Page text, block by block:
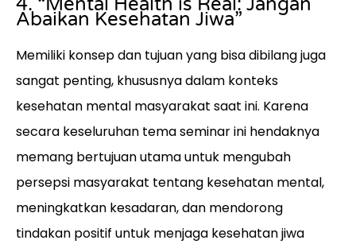
4. “Mental Health is Real: Jangan
Abaikan Kesehatan Jiwa”
Memiliki konsep dan tujuan yang bisa dibilang juga
sangat penting, khususnya dalam konteks
kesehatan mental masyarakat saat ini. Karena
secara keseluruhan tema seminar ini hendaknya
memang bertujuan utama untuk mengubah
persepsi masyarakat tentang kesehatan mental,
meningkatkan kesadaran, dan mendorong
tindakan positif untuk menjaga kesehatan jiwa